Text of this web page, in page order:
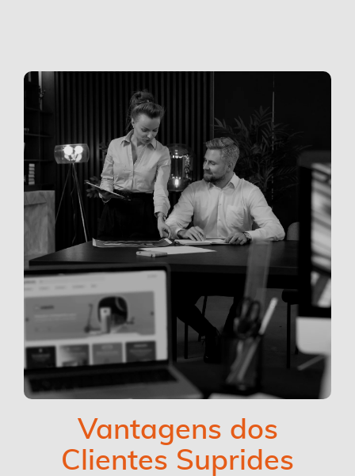
Vantagens dos
Clientes Suprides